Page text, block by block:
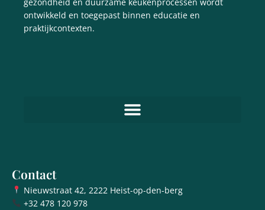
ontwikkeld en toegepast binnen educatie en
praktijkcontexten.
Contact
Nieuwstraat 42, 2222 Heist-op-den-berg
+32 478 120 978